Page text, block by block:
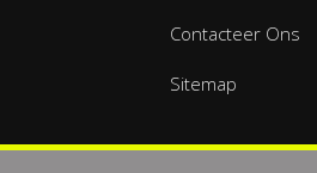
Contacteer Ons
Sitemap